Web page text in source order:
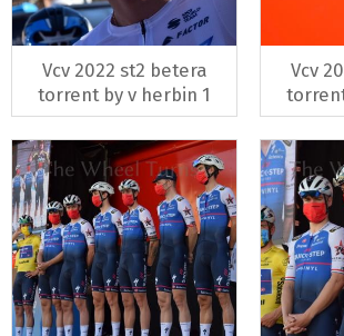
Vcv 2022 st2 betera
torrent by v herbin 1
Vcv